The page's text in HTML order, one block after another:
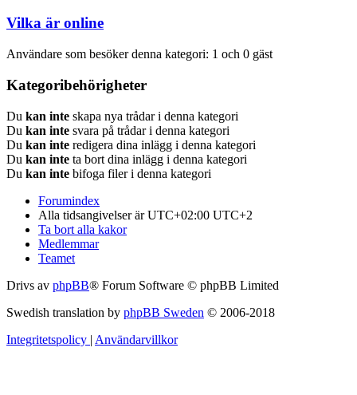
Vilka är online
Användare som besöker denna kategori: 1 och 0 gäst
Kategoribehörigheter
Du kan inte skapa nya trådar i denna kategori
Du kan inte svara på trådar i denna kategori
Du kan inte redigera dina inlägg i denna kategori
Du kan inte ta bort dina inlägg i denna kategori
Du kan inte bifoga filer i denna kategori
Forumindex
Alla tidsangivelser är UTC+02:00 UTC+2
Ta bort alla kakor
Medlemmar
Teamet
Drivs av phpBB® Forum Software © phpBB Limited
Swedish translation by phpBB Sweden © 2006-2018
Integritetspolicy | Användarvillkor